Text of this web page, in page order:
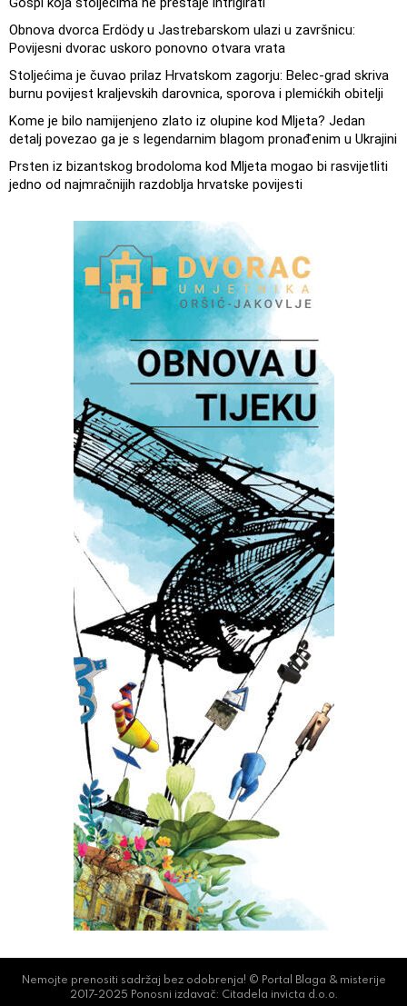
Obnova dvorca Erdödy u Jastrebarskom ulazi u završnicu:
Povijesni dvorac uskoro ponovno otvara vrata
Stoljećima je čuvao prilaz Hrvatskom zagorju: Belec-grad skriva
burnu povijest kraljevskih darovnica, sporova i plemićkih obitelji
Kome je bilo namijenjeno zlato iz olupine kod Mljeta? Jedan
detalj povezao ga je s legendarnim blagom pronađenim u Ukrajini
Prsten iz bizantskog brodoloma kod Mljeta mogao bi rasvijetliti
jedno od najmračnijih razdoblja hrvatske povijesti
Nemojte prenositi sadržaj bez odobrenja! © Portal Blaga & misterije
2017-2025 Ponosni izdavač: Citadela invicta d.o.o.